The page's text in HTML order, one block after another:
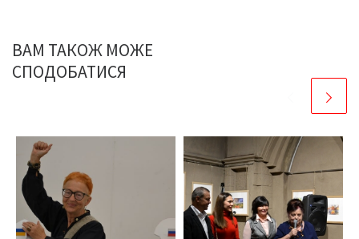
ВАМ ТАКОЖ МОЖЕ
СПОДОБАТИСЯ